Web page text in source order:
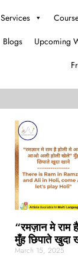
Services
Blogs
Upcoming
“रमज़ान मे
मुँह छिपाते खुदा
March 15, 2025